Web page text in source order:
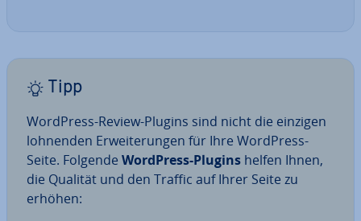
Tipp
WordPress-Review-Plugins sind nicht die einzigen
lohnenden Er­wei­te­run­gen für Ihre WordPress-
Seite. Folgende WordPress-Plugins helfen Ihnen,
die Qualität und den Traffic auf Ihrer Seite zu
erhöhen: